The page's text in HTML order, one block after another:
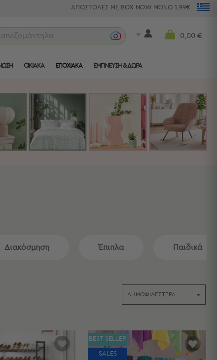
ΑΠΟΣΤΟΛΕΣ ΜΕ BOX NOW ΜΟΝΟ 1,99€
θ 0,00 €
ΟΙΚΙΑΚΑ ΕΠΟΧΙΑΚΑ ΈΜΠΝΕΥΣΗ & ΔΏΡΑ
Διακόσμηση Έπιπλα Παιδικά
BEST SELLER
SALES